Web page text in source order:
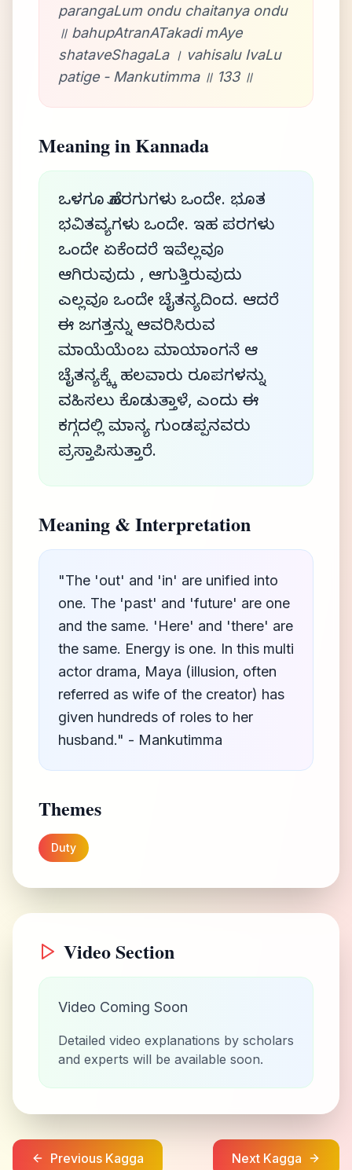
parangaLum ondu chaitanya ondu
॥ bahupAtranATakadi mAye
shataveShagaLa । vahisalu IvaLu
patige - Mankutimma ॥ 133 ॥
Meaning in Kannada
ಒಳಗೂ ಹೊರಗುಗಳು ಒಂದೇ. ಭೂತ
ಭವಿತವ್ಯಗಳು ಒಂದೇ. ಇಹ ಪರಗಳು
ಒಂದೇ ಏಕೆಂದರೆ ಇವೆಲ್ಲವೂ
ಆಗಿರುವುದು , ಆಗುತ್ತಿರುವುದು
ಎಲ್ಲವೂ ಒಂದೇ ಚೈತನ್ಯದಿಂದ. ಆದರೆ
ಈ ಜಗತ್ತನ್ನು ಆವರಿಸಿರುವ
ಮಾಯೆಯೆಂಬ ಮಾಯಾಂಗನೆ ಆ
ಚೈತನ್ಯಕ್ಕ್ಕೆ ಹಲವಾರು ರೂಪಗಳನ್ನು
ವಹಿಸಲು ಕೊಡುತ್ತಾಳೆ, ಎಂದು ಈ
ಕಗ್ಗದಲ್ಲಿ ಮಾನ್ಯ ಗುಂಡಪ್ಪನವರು
ಪ್ರಸ್ತಾಪಿಸುತ್ತಾರೆ.
Meaning & Interpretation
"The 'out' and 'in' are unified into
one. The 'past' and 'future' are one
and the same. 'Here' and 'there' are
the same. Energy is one. In this multi
actor drama, Maya (illusion, often
referred as wife of the creator) has
given hundreds of roles to her
husband." - Mankutimma
Themes
Duty
Video Section
Video Coming Soon
Detailed video explanations by scholars
and experts will be available soon.
Previous Kagga Next Kagga